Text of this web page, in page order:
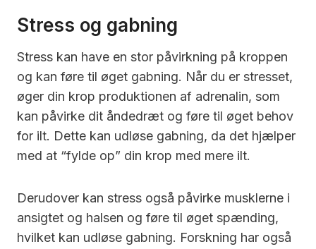
Stress og gabning
Stress kan have en stor påvirkning på kroppen
og kan føre til øget gabning. Når du er stresset,
øger din krop produktionen af adrenalin, som
kan påvirke dit åndedræt og føre til øget behov
for ilt. Dette kan udløse gabning, da det hjælper
med at “fylde op” din krop med mere ilt.
Derudover kan stress også påvirke musklerne i
ansigtet og halsen og føre til øget spænding,
hvilket kan udløse gabning. Forskning har også